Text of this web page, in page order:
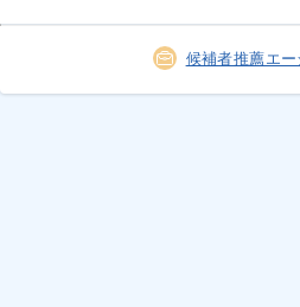
候補者推薦エ